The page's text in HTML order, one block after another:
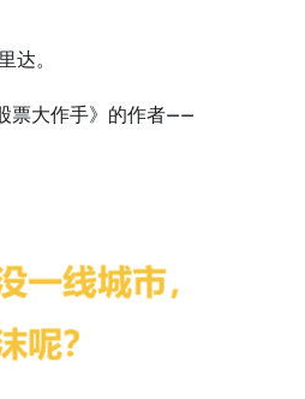
达。
票大作手》的作者——